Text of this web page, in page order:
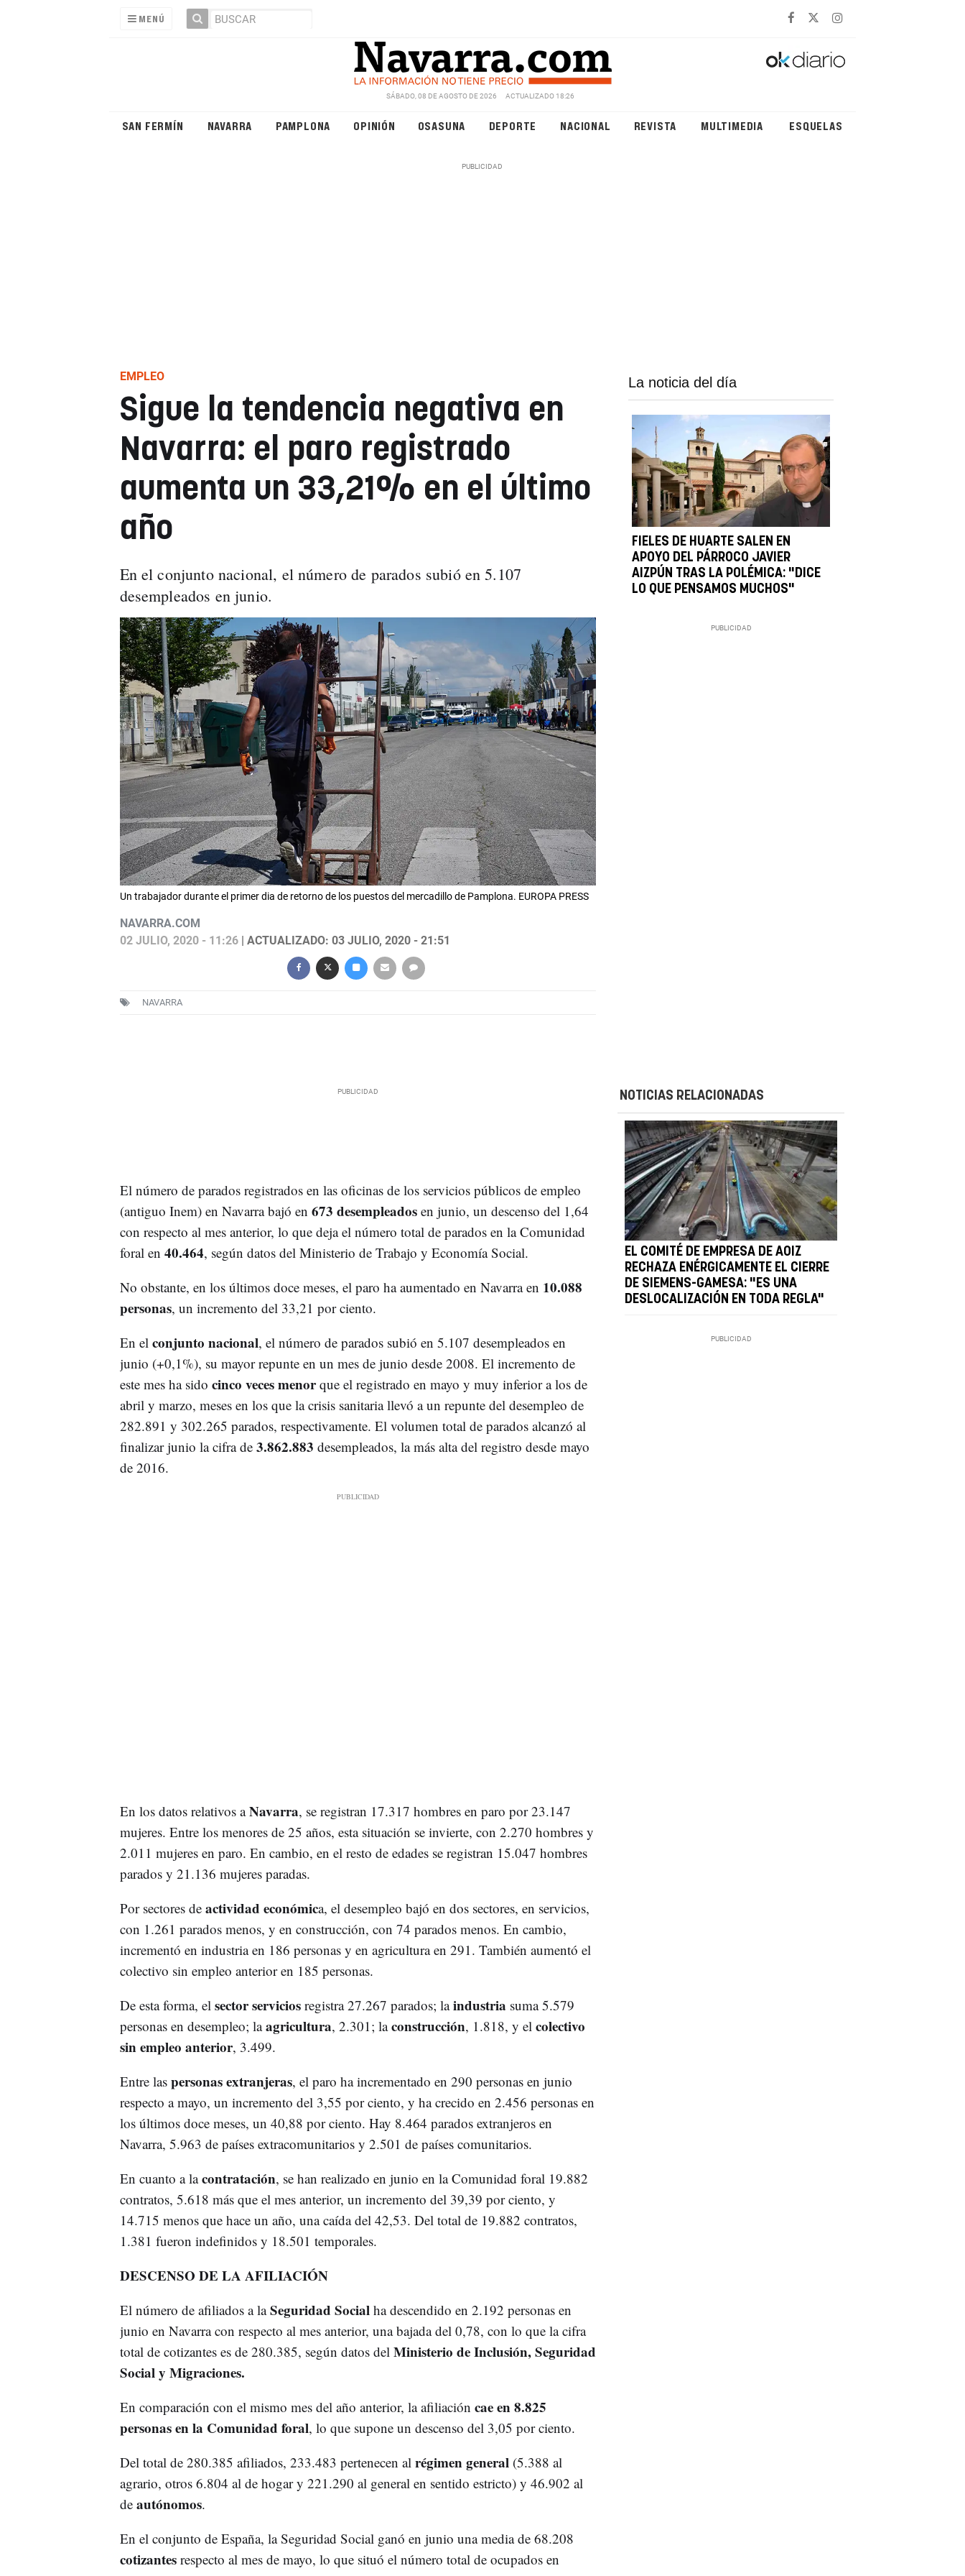
MENÚ
SÁBADO, 08 DE AGOSTO DE 2026 ACTUALIZADO 18:26
SAN FERMÍN NAVARRA PAMPLONA OPINIÓN OSASUNA DEPORTE NACIONAL REVISTA MULTIMEDIA ESQUELAS
EMPLEO
Sigue la tendencia negativa en
Navarra: el paro registrado
aumenta un 33,21% en el último
año
En el conjunto nacional, el número de parados subió en 5.107
desempleados en junio.
Un trabajador durante el primer dia de retorno de los puestos del mercadillo de Pamplona. EUROPA PRESS
NAVARRA.COM
02 JULIO, 2020 - 11:26| ACTUALIZADO: 03 JULIO, 2020 - 21:51
NAVARRA
La noticia del día
FIELES DE HUARTE SALEN EN
APOYO DEL PÁRROCO JAVIER
AIZPÚN TRAS LA POLÉMICA: "DICE
LO QUE PENSAMOS MUCHOS"
El número de parados registrados en las oficinas de los servicios públicos de empleo
(antiguo Inem) en Navarra bajó en 673 desempleadosen junio, un descenso del 1,64
con respecto al mes anterior, lo que deja el número total de parados en la Comunidad
foral en 40.464, según datos del Ministerio de Trabajo y Economía Social.
No obstante, en los últimos doce meses, el paro ha aumentado en Navarra en 10.088
personas, un incremento del 33,21 por ciento.
En el conjunto nacional, el número de parados subió en 5.107 desempleados en
junio (+0,1%), su mayor repunte en un mes de junio desde 2008. El incremento de
este mes ha sido cinco veces menorque el registrado en mayo y muy inferior a los de
abril y marzo, meses en los que la crisis sanitaria llevó a un repunte del desempleo de
282.891 y 302.265 parados, respectivamente. El volumen total de parados alcanzó al
finalizar junio la cifra de3.862.883 desempleados, la más alta del registro desde mayo
de 2016.
En los datos relativos aNavarra, se registran 17.317 hombres en paro por 23.147
mujeres. Entre los menores de 25 años, esta situación se invierte, con 2.270 hombres y
2.011 mujeres en paro. En cambio, en el resto de edades se registran 15.047 hombres
parados y 21.136 mujeres paradas.
Por sectores de actividad económica, el desempleo bajó en dos sectores, en servicios,
con 1.261 parados menos, y en construcción, con 74 parados menos. En cambio,
incrementó en industria en 186 personas y en agricultura en 291. También aumentó el
colectivo sin empleo anterior en 185 personas.
De esta forma, el sector servicios registra 27.267 parados; laindustria suma 5.579
personas en desempleo; laagricultura, 2.301; laconstrucción, 1.818, y el colectivo
sin empleo anterior, 3.499.
Entre las personas extranjeras, el paro ha incrementado en 290 personas en junio
respecto a mayo, un incremento del 3,55 por ciento, y ha crecido en 2.456 personas en
los últimos doce meses, un 40,88 por ciento. Hay 8.464 parados extranjeros en
Navarra, 5.963 de países extracomunitarios y 2.501 de países comunitarios.
En cuanto a lacontratación, se han realizado en junio en la Comunidad foral 19.882
contratos, 5.618 más que el mes anterior, un incremento del 39,39 por ciento, y
14.715 menos que hace un año, una caída del 42,53. Del total de 19.882 contratos,
1.381 fueron indefinidos y 18.501 temporales.
DESCENSO DE LA AFILIACIÓN
El número de afiliados a laSeguridad Social ha descendido en 2.192 personas en
junio en Navarra con respecto al mes anterior, una bajada del 0,78, con lo que la cifra
total de cotizantes es de 280.385, según datos del Ministerio de Inclusión, Seguridad
Social y Migraciones.
En comparación con el mismo mes del año anterior, la afiliación cae en 8.825
personas en la Comunidad foral, lo que supone un descenso del 3,05 por ciento.
Del total de 280.385 afiliados, 233.483 pertenecen al régimen general (5.388 al
agrario, otros 6.804 al de hogar y 221.290 al general en sentido estricto) y 46.902 al
de autónomos.
En el conjunto de España, la Seguridad Social ganó en junio una media de 68.208
cotizantes respecto al mes de mayo, lo que situó el número total de ocupados en
NOTICIAS RELACIONADAS
EL COMITÉ DE EMPRESA DE AOIZ
RECHAZA ENÉRGICAMENTE EL CIERRE
DE SIEMENS-GAMESA: "ES UNA
DESLOCALIZACIÓN EN TODA REGLA"